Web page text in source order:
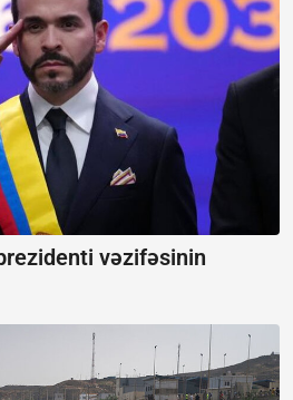
vəzifəsinin